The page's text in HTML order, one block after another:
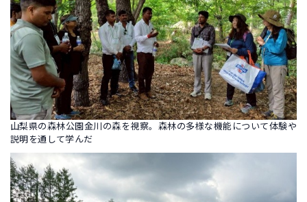
山梨県の森林公園金川の森を視察。森林の多様な機能について体験や
説明を通して学んだ